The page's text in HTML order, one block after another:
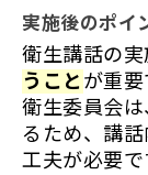
実施後のポイ
衛生講話の実
うこと が重要
衛生委員会
るため、講
工夫が必要で